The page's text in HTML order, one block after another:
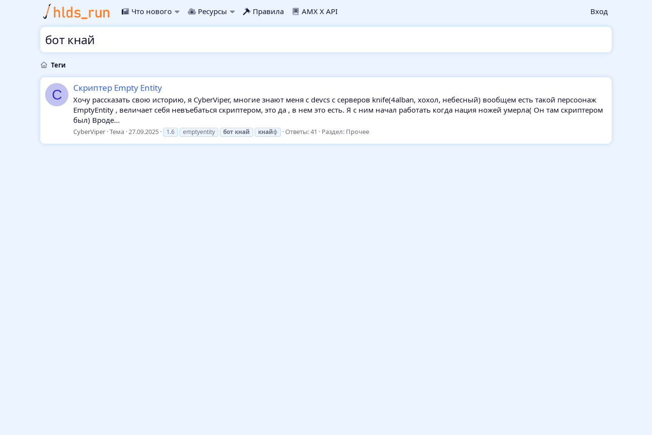
Что нового Ресурсы Правила AMX X API Вход
бот кнай
Теги
C Скриптер Empty Entity
Хочу рассказать свою историю, я CyberViper, многие знают меня с devcs с серверов knife(4alban, хохол, небесный) вообщем есть такой персоонаж
EmptyEntity , величает себя невъебаться скриптером, это да , в нем это есть. Я с ним начал работать когда нация ножей умерла( Он там скриптером
был) Вроде...
CyberViper Тема 27.09.2025 1.6 emptyentity бот кнай кнайф Ответы: 41 Раздел: Прочее